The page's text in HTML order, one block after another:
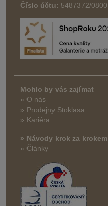
Číslo účtu: 5487372/0800
Mohlo by vás zajímat
» O nás
» Prodejny Stoklasa
» Kariéra
» Návody krok za krokem
» Články